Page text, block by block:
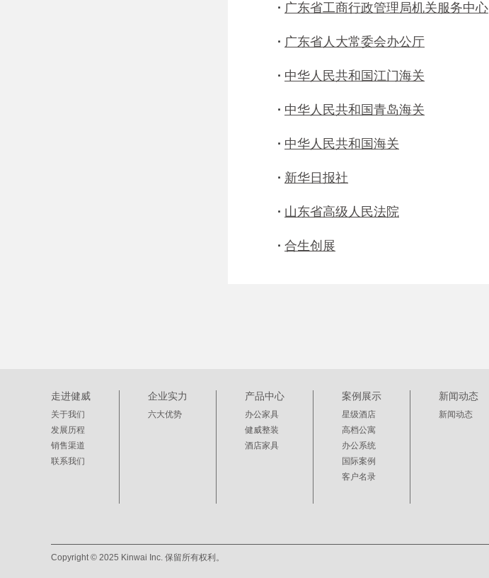
· 广东省工商行政管理局机关服务中心
· 广东省人大常委会办公厅
· 中华人民共和国江门海关
· 中华人民共和国青岛海关
· 中华人民共和国海关
· 新华日报社
· 山东省高级人民法院
· 合生创展
走进健威
关于我们
发展历程
销售渠道
联系我们
企业实力
六大优势
产品中心
办公家具
健威整装
酒店家具
案例展示
星级酒店
高档公寓
办公系统
国际案例
客户名录
新闻动态
新闻动态
Copyright © 2025 Kinwai Inc. 保留所有权利。